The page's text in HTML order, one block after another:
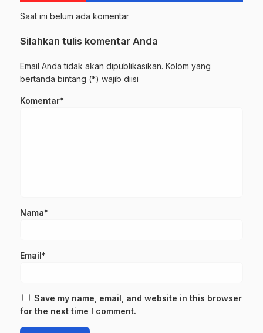
Saat ini belum ada komentar
Silahkan tulis komentar Anda
Email Anda tidak akan dipublikasikan. Kolom yang
bertanda bintang (*) wajib diisi
Komentar*
Nama*
Email*
Save my name, email, and website in this browser
for the next time I comment.